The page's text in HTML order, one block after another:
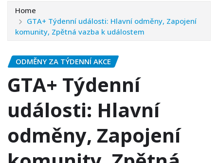
Home
GTA+ Týdenní události: Hlavní odměny, Zapojení
komunity, Zpětná vazba k událostem
ODMĚNY ZA TÝDENNÍ AKCE
GTA+ Týdenní
události: Hlavní
odměny, Zapojení